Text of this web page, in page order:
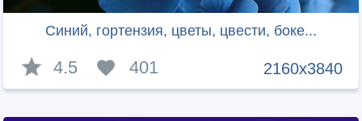
Синий, гортензия, цветы, цвести, боке...
2160x3840
4.5 401